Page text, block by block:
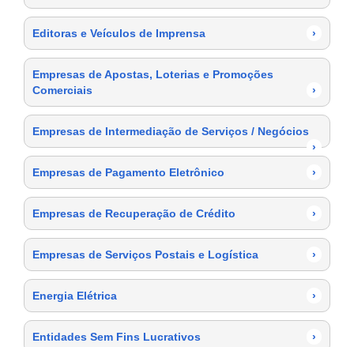
Editoras e Veículos de Imprensa ›
Empresas de Apostas, Loterias e Promoções
Comerciais
›
Empresas de Intermediação de Serviços / Negócios
›
Empresas de Pagamento Eletrônico
›
Empresas de Recuperação de Crédito ›
Empresas de Serviços Postais e Logística ›
Energia Elétrica ›
Entidades Sem Fins Lucrativos ›